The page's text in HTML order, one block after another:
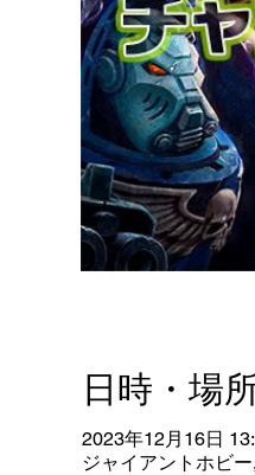
日時・場
2023年12月16日
ジャイアントホビ